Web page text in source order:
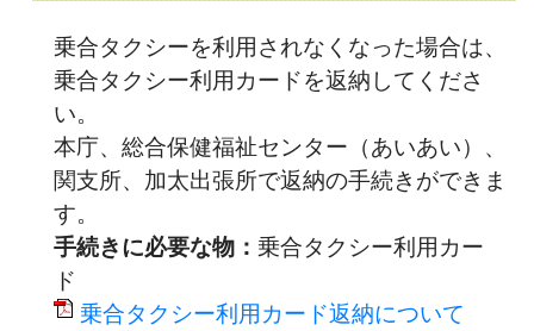
乗合タクシーを利用されなくなった場合は、
乗合タクシー利用カードを返納してくださ
い。
本庁、総合保健福祉センター（あいあい）、
関支所、加太出張所で返納の手続きができま
す。
手続きに必要な物： 乗合タクシー利用カー
ド
乗合タクシー利用カード返納について